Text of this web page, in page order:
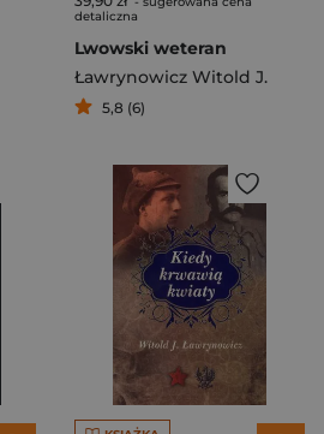
detaliczna
Lwowski weteran
Ławrynowicz Witold J.
5,8 (6)